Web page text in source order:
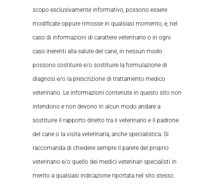
scopo esclusivamente informativo, possono essere
modificate oppure rimosse in qualsiasi momento, e, nel
caso di informazioni di carattere veterinario o in ogni
caso inerenti alla salute del cane, in nessun modo
possono costituire e/o sostituire la formulazione di
diagnosi e/o la prescrizione di trattamento medico
veterinario. Le informazioni contenute in questo sito non
intendono e non devono in alcun modo andare a
sostituire il rapporto diretto tra il veterinario e il padrone
del cane o la visita veterinaria, anche specialistica. Si
raccomanda di chiedere sempre il parere del proprio
veterinario e/o quello dei medici veterinari specialisti in
merito a qualsiasi indicazione riportata nel sito stesso.